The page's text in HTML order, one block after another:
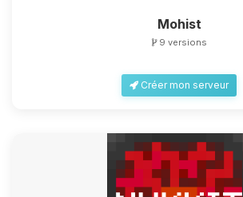
Mohist
9 versions
Créer mon serveur